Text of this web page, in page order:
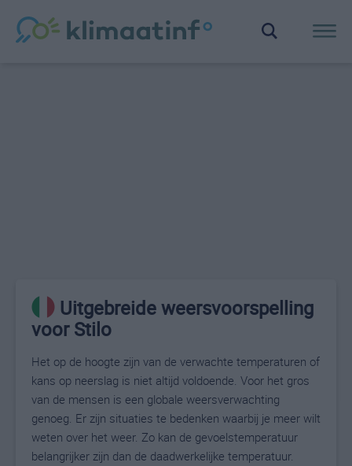
Uitgebreide weersvoorspelling
voor Stilo
Het op de hoogte zijn van de verwachte temperaturen of
kans op neerslag is niet altijd voldoende. Voor het gros
van de mensen is een globale weersverwachting
genoeg. Er zijn situaties te bedenken waarbij je meer wilt
weten over het weer. Zo kan de gevoelstemperatuur
belangrijker zijn dan de daadwerkelijke temperatuur.